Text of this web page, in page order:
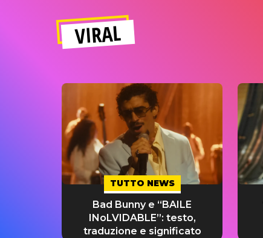
VIRAL
TUTTO NEWS
Bad Bunny e “BAILE
INoLVIDABLE”: testo,
traduzione e significato